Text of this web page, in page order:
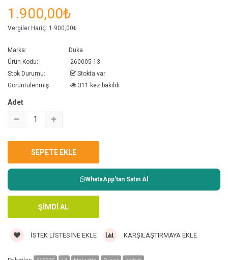
1.900,00₺
Vergiler Hariç: 1.900,00₺
Marka:
Duka
Ürün Kodu:
260005-13
Stok Durumu:
Stokta var
Görüntülenmiş
311 kez bakıldı
Adet
WhatsApp'tan Satın Al
İSTEK LISTESINE EKLE KARŞILAŞTIRMAYA EKLE